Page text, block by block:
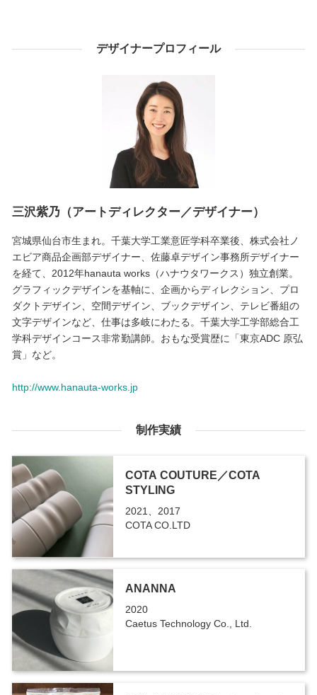
デザイナープロフィール
三沢紫乃（アートディレクター／デザイナー）
宮城県仙台市生まれ。千葉大学工業意匠学科卒業後、株式会社ノ
エビア商品企画部デザイナー、佐藤卓デザイン事務所デザイナー
を経て、2012年hanauta works（ハナウタワークス）独立創業。
グラフィックデザインを基軸に、企画からディレクション、プロ
ダクトデザイン、空間デザイン、ブックデザイン、テレビ番組の
文字デザインなど、仕事は多岐にわたる。千葉大学工学部総合工
学科デザインコース非常勤講師。おもな受賞歴に「東京ADC 原弘
賞」など。
http://www.hanauta-works.jp
制作実績
COTA COUTURE／COTA
STYLING
2021、2017
COTA CO.LTD
ANANNA
2020
Caetus Technology Co., Ltd.